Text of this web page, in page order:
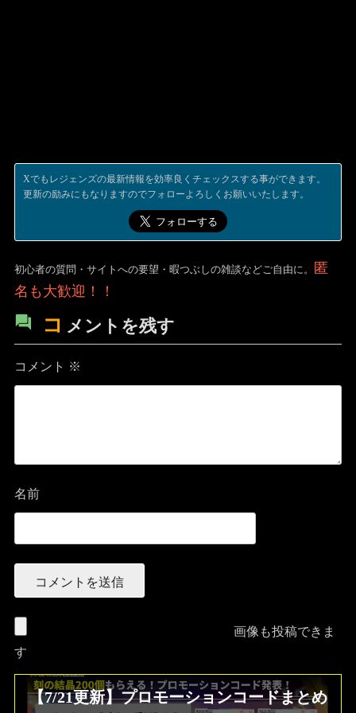
Xでもレジェンズの最新情報を効率良くチェックスする事ができます。
更新の励みにもなりますのでフォローよろしくお願いいたします。
初心者の質問・サイトへの要望・暇つぶしの雑談などご自由に。
匿
名も大歓迎！！
コ メントを残す
コメント ※
名前
画像も投稿できま
す
【7/21更新】プロモーションコードまとめ